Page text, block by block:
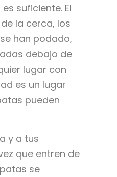
suficiente. El
la cerca, los
han podado,
debajo de
lugar con
es un lugar
pueden
y a tus
que entren de
se